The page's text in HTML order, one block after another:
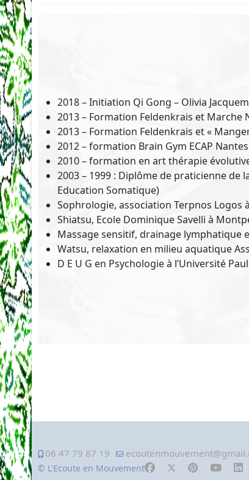
2018 – Initiation Qi Gong – Olivia
2013 – Formation Feldenkrais et Marche
2013 – Formation Feldenkrais et «
2012 – formation Brain Gym ECAP Nantes
2010 – formation en art thérapie
2003 – 1999 : Diplôme de praticienne de
Education Somatique)
Sophrologie, association Terpnos Logos
Shiatsu, Ecole Dominique Savelli à
Massage sensitif, drainage lymphatique
Watsu, relaxation en milieu aquatique
D E U G en Psychologie à l’Université
06 47 79 87 19
© L'Ecoute en Mouvement